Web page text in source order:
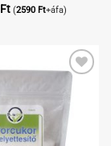
Ft (2590 Ft+áfa)
Kedvenceimhez